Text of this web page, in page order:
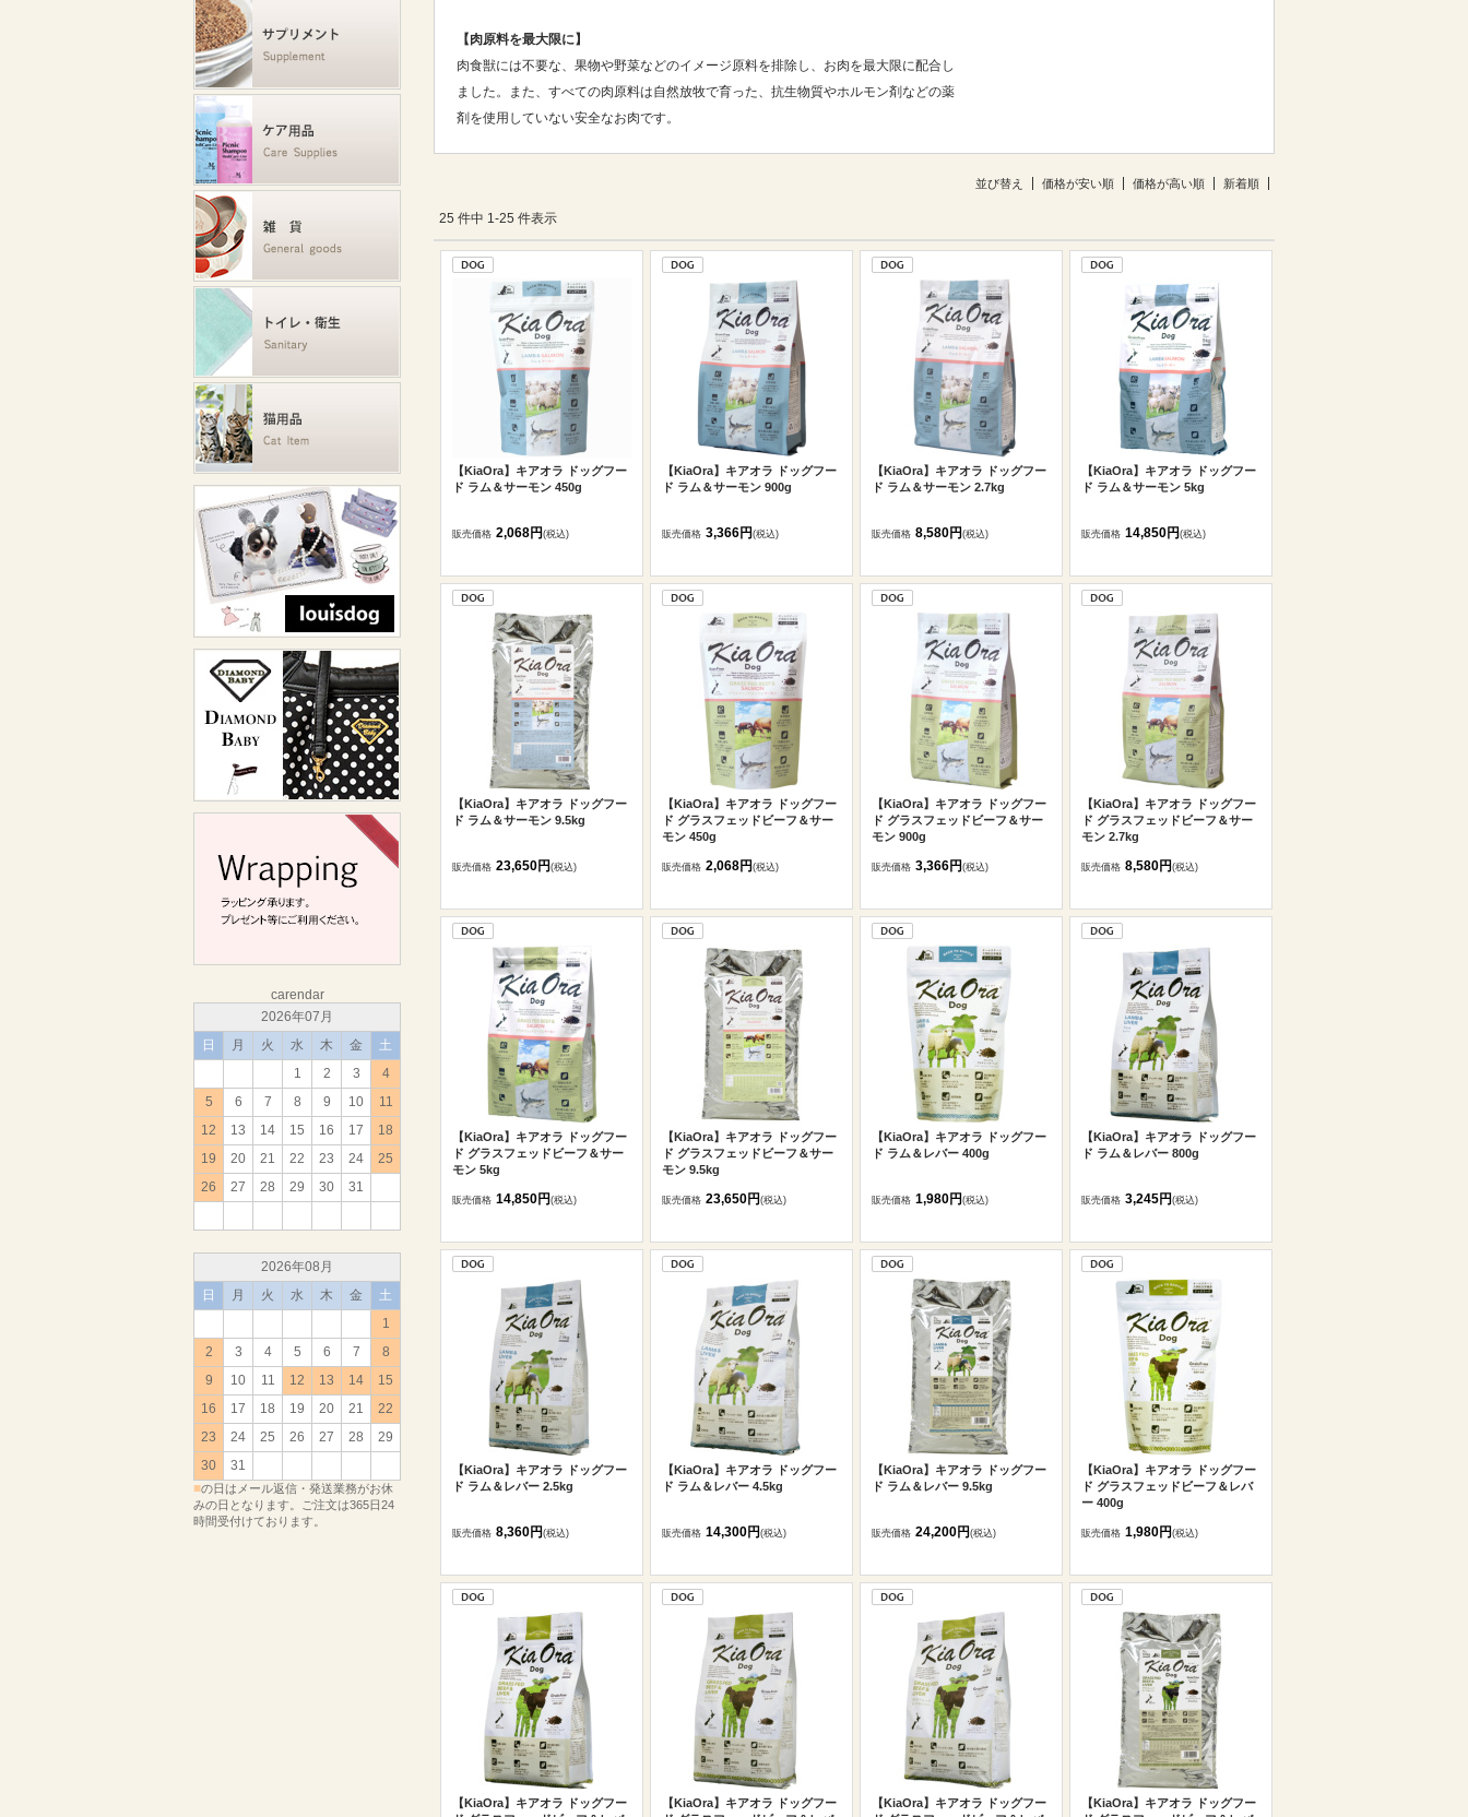
carendar
2026年07月
日
月 火 水 木 金
土
1
2 3
4
5
6 7 8 9 10
11
12
13 14 15 16 17
18
19
20 21 22 23 24
25
26
27 28 29 30 31
2026年08月
日
月 火 水 木 金
土
1
2
3 4 5 6 7
8
9
10 11 12 13 14
15
16
17 18 19 20 21
22
23
24 25 26 27 28
29
30
31
■の日はメール返信・発送業務がお休
みの日となります。ご注文は365日24
時間受付けております。
【肉原料を最大限に】
肉食獣には不要な、果物や野菜などのイメージ原料を排除し、お肉を最大限に配合し
ました。また、すべての肉原料は自然放牧で育った、抗生物質やホルモン剤などの薬
剤を使用していない安全なお肉です。
並び替え 価格が安い順 価格が高い順 新着順
25 件中 1-25 件表示
【KiaOra】キアオラ ドッグフー
ド ラム＆サーモン 450g
販売価格 2,068円(税込)
【KiaOra】キアオラ ドッグフー
ド ラム＆サーモン 900g
販売価格 3,366円(税込)
【KiaOra】キアオラ ドッグフー
ド ラム＆サーモン 2.7kg
販売価格 8,580円(税込)
【KiaOra】キアオラ ドッグフー
ド ラム＆サーモン 5kg
販売価格 14,850円(税込)
【KiaOra】キアオラ ドッグフー
ド ラム＆サーモン 9.5kg
販売価格 23,650円(税込)
【KiaOra】キアオラ ドッグフー
ド グラスフェッドビーフ＆サー
モン 450g
販売価格 2,068円(税込)
【KiaOra】キアオラ ドッグフー
ド グラスフェッドビーフ＆サー
モン 900g
販売価格 3,366円(税込)
【KiaOra】キアオラ ドッグフー
ド グラスフェッドビーフ＆サー
モン 2.7kg
販売価格 8,580円(税込)
【KiaOra】キアオラ ドッグフー
ド グラスフェッドビーフ＆サー
モン 5kg
販売価格 14,850円(税込)
【KiaOra】キアオラ ドッグフー
ド グラスフェッドビーフ＆サー
モン 9.5kg
販売価格 23,650円(税込)
【KiaOra】キアオラ ドッグフー
ド ラム＆レバー 400g
販売価格 1,980円(税込)
【KiaOra】キアオラ ドッグフー
ド ラム＆レバー 800g
販売価格 3,245円(税込)
【KiaOra】キアオラ ドッグフー
ド ラム＆レバー 2.5kg
販売価格 8,360円(税込)
【KiaOra】キアオラ ドッグフー
ド ラム＆レバー 4.5kg
販売価格 14,300円(税込)
【KiaOra】キアオラ ドッグフー
ド ラム＆レバー 9.5kg
販売価格 24,200円(税込)
【KiaOra】キアオラ ドッグフー
ド グラスフェッドビーフ＆レバ
ー 400g
販売価格 1,980円(税込)
【KiaOra】キアオラ ドッグフー
【KiaOra】キアオラ ドッグフー
【KiaOra】キアオラ ドッグフー
【KiaOra】キアオラ ドッグフー